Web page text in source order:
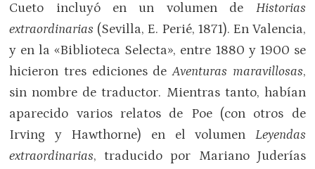
Cueto incluyó en un volumen de Historias
extraordinarias (Sevilla, E. Perié, 1871). En Valencia,
y en la «Biblioteca Selecta», entre 1880 y 1900 se
hicieron tres ediciones deAventuras maravillosas,
sin nombre de traductor. Mientras tanto, habían
aparecido varios relatos de Poe (con otros de
Irving y Hawthorne) en el volumen Leyendas
extraordinarias, traducido por Mariano Juderías